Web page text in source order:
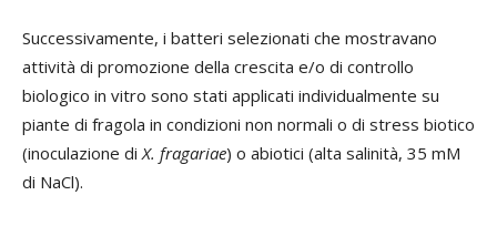
Successivamente, i batteri selezionati che mostravano
attività di promozione della crescita e/o di controllo
biologico in vitro sono stati applicati individualmente su
piante di fragola in condizioni non normali o di stress biotico
(inoculazione di X. fragariae) o abiotici (alta salinità, 35 mM
di NaCl).